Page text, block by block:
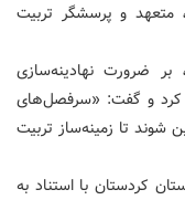
متعهد و پرسشگر تربیت
ضرورت نهادینه‌سازی
کرد و گفت: «سرفصل‌های
شوند تا زمینه‌ساز تربیت
کردستان با استناد به